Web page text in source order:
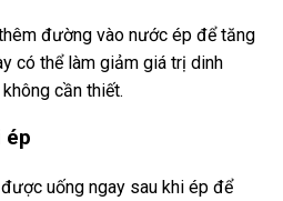
đường vào nước ép để tăng
có thể làm giảm giá trị dinh
cần thiết.
ép
uống ngay sau khi ép để